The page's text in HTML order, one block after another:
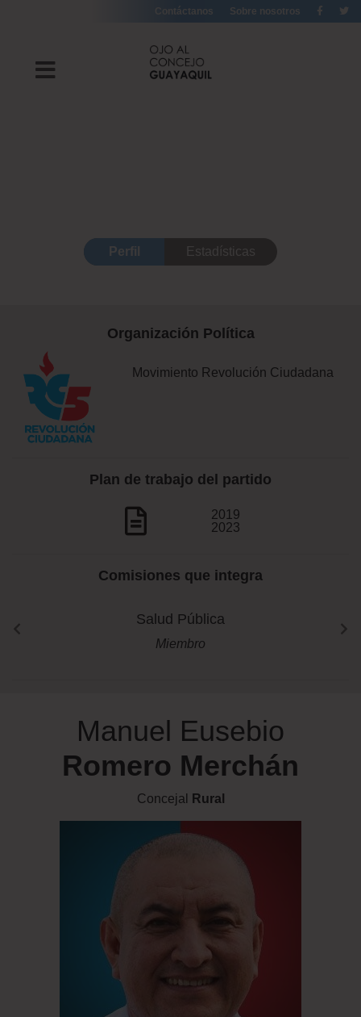
Contáctanos Sobre nosotros
Perfil Estadísticas
Organización Política
Movimiento Revolución Ciudadana
Plan de trabajo del partido
2019
2023
Comisiones que integra
Salud Pública
Miembro
Manuel Eusebio
Romero Merchán
Concejal Rural